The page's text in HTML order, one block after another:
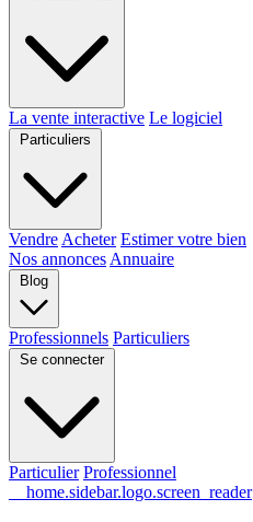
La vente interactive Le logiciel
Particuliers
Vendre Acheter Estimer votre bien
Nos annonces Annuaire
Blog
Professionnels Particuliers
Se connecter
Particulier Professionnel
__home.sidebar.logo.screen_reader